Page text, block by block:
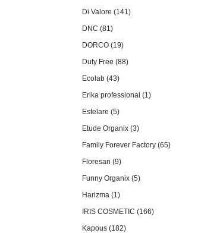
Di Valore (141)
DNC (81)
DORCO (19)
Duty Free (88)
Ecolab (43)
Erika professional (1)
Estelare (5)
Etude Organix (3)
Family Forever Factory (65)
Floresan (9)
Funny Organix (5)
Harizma (1)
IRIS COSMETIC (166)
Kapous (182)